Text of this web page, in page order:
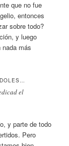
que no fue
entonces
sobre todo?
y luego
más
el
y parte de todo
Pero